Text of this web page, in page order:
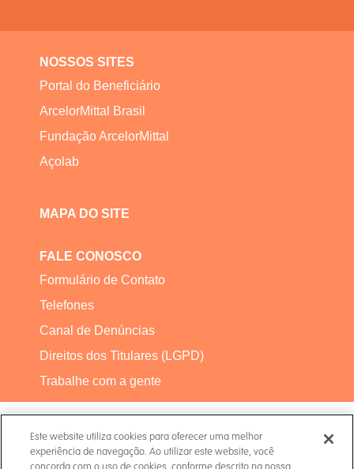
NOSSOS SITES
Portal do Beneficiário
ArcelorMittal Brasil
Fundação ArcelorMittal
Açolab
MAPA DO SITE
FALE CONOSCO
Formulário de Contato
Telefones
Canal de Denúncias
Direitos dos Titulares (LGPD)
Trabalhe com a gente
Este website utiliza cookies para oferecer uma melhor
experiência de navegação. Ao utilizar este website, você